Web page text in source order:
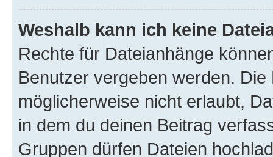
Weshalb kann ich keine
Rechte für Dateianhänge
Benutzer vergeben werden.
möglicherweise nicht erlaubt,
in dem du deinen Beitrag
Gruppen dürfen Dateien